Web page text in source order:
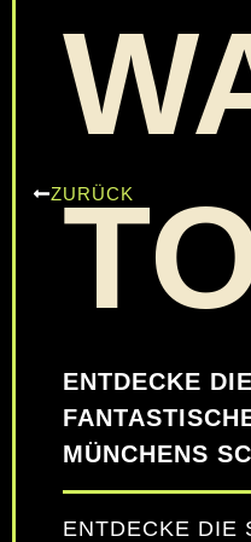
ENTDECKE
MÜNCHENS
ENTDECKE DIE
ZURÜCK